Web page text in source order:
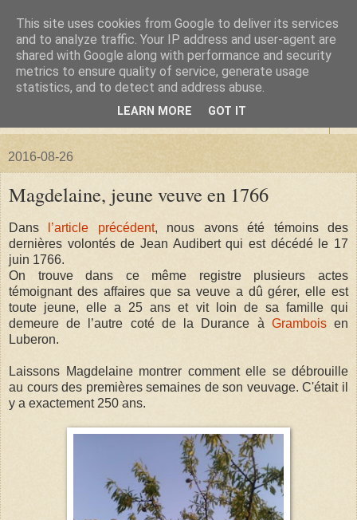
La forêt de Briqueloup
"Nous deviendrons des histoires pour nos enfants"
2016-08-26
Magdelaine, jeune veuve en 1766
Dans l’article précédent, nous avons été témoins des
dernières volontés de Jean Audibert qui est décédé le 17
juin 1766.
On trouve dans ce même registre plusieurs actes
témoignant des affaires que sa veuve a dû gérer, elle est
toute jeune, elle a 25 ans et vit loin de sa famille qui
demeure de l’autre coté de la Durance à Gramboisen
Luberon.
Laissons Magdelaine montrer comment elle se débrouille
au cours des premières semaines de son veuvage. C'était il
y a exactement 250 ans.
This site uses cookies from Google to deliver its services
and to analyze traffic. Your IP address and user-agent are
shared with Google along with performance and security
metrics to ensure quality of service, generate usage
statistics, and to detect and address abuse.
LEARN MORE GOT IT